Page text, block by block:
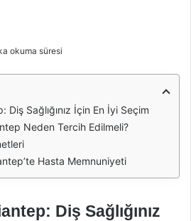
okuma süresi
Diş Sağlığınız İçin En İyi Seçim
Neden Tercih Edilmeli?
Hasta Memnuniyeti
Diş Sağlığınız